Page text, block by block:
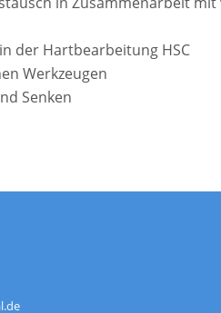
der Hartbearbeitung HSC
Werkzeugen
Senken